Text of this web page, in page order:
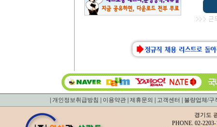
개인정보취급방침 이용약관 제휴문의 고객센터 불량업체/구
경기도
PHONE. 02-